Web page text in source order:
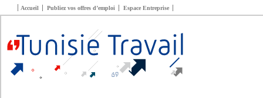
Accueil Publiez vos offres d’emploi Espace Entreprise